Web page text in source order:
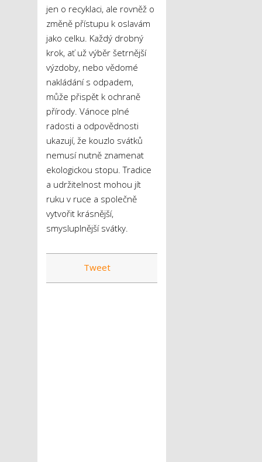
jen o recyklaci, ale rovněž o
změně přístupu k oslavám
jako celku. Každý drobný
krok, ať už výběr šetrnější
výzdoby, nebo vědomé
nakládání s odpadem,
může přispět k ochraně
přírody. Vánoce plné
radosti a odpovědnosti
ukazují, že kouzlo svátků
nemusí nutně znamenat
ekologickou stopu. Tradice
a udržitelnost mohou jít
ruku v ruce a společně
vytvořit krásnější,
smysluplnější svátky.
Tweet